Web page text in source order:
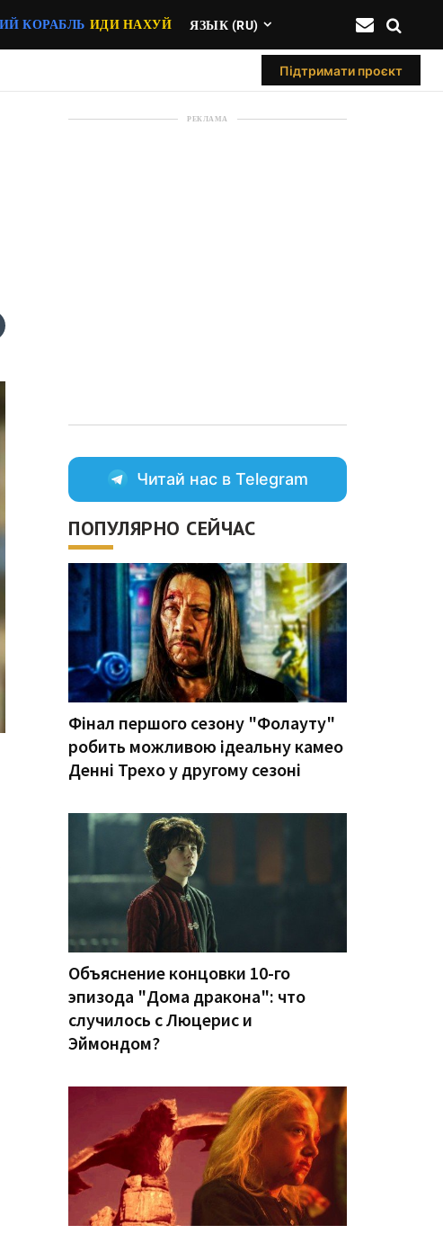
КОРАБЛЬ ИДИ НАХУЙ ЯЗЫК (RU)
Підтримати проєкт
РЕКЛАМА
Читай нас в Telegram
ПОПУЛЯРНО СЕЙЧАС
Фінал першого сезону "Фолауту"
робить можливою ідеальну камео
Денні Трехо у другому сезоні
Объяснение концовки 10-го
эпизода "Дома дракона": что
случилось с Люцерис и
Эймондом?